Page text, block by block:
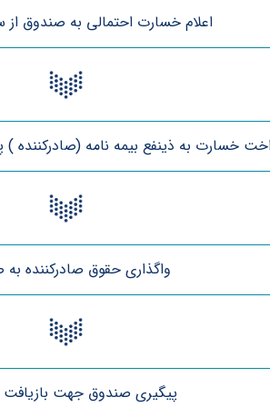
اعلام خسارت احتمالی به صندوق از
خسارت به ذینفع بیمه نامه
واگذاری حقوق صادرکننده
پیگیری صندوق جهت